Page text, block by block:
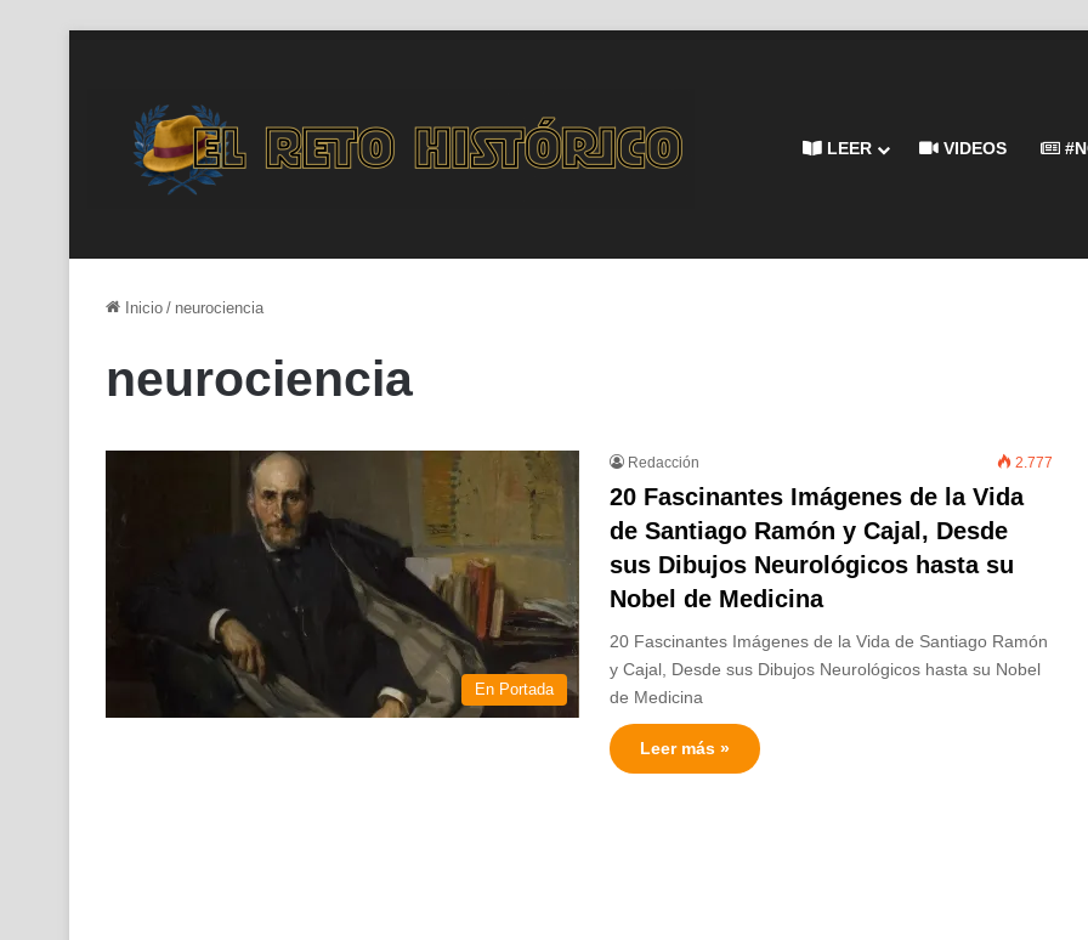
LEER VIDEOS
Inicio / neurociencia
neurociencia
En Portada
Redacción 2.777
20 Fascinantes Imágenes de la Vida
de Santiago Ramón y Cajal, Desde
sus Dibujos Neurológicos hasta su
Nobel de Medicina
20 Fascinantes Imágenes de la Vida de Santiago Ramón
y Cajal, Desde sus Dibujos Neurológicos hasta su Nobel
de Medicina
Leer más »